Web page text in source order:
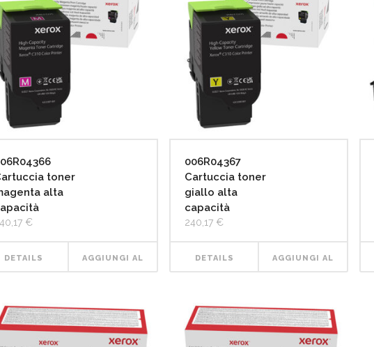
toner
alta
€
DETAILS AGGIUNGI AL
006R04367
Cartuccia toner
giallo alta
capacità
240,17 €
DETAILS AGGIUNGI AL